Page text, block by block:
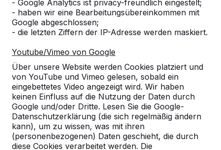
- Google Analytics ist privacy-freundlich eingestelt;
- haben wir eine Bearbeitungsübereinkommen mit
Google abgeschlossen;
- die letzten Ziffern der IP-Adresse werden maskiert.
Youtube/Vimeo von Google
Über unsere Website werden Cookies platziert und
von YouTube und Vimeo gelesen, sobald ein
eingebettetes Video angezeigt wird. Wir haben
keinen Einfluss auf die Nutzung der Daten durch
Google und/oder Dritte. Lesen Sie die Google-
Datenschutzerklärung (die sich regelmäßig ändern
kann), um zu wissen, was mit ihren
(personenbezogenen) Daten geschieht, die durch
diese Cookies verarbeitet werden. Die
Tischtennistische -->
Spieltische für endlosen
Spielspaß im Freien:
wetterbeständig,
außerordentlich stabil. Die ideale
Wahl.
Bestellen Sie den
Fußvolleyballtisch
beim Hersteller und
den maximalen
endlo...